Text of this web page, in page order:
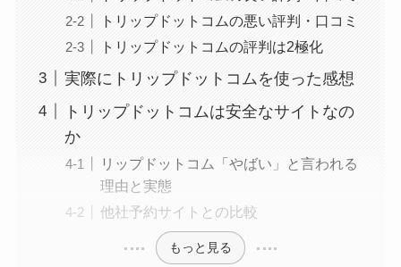
トリップドットコムの悪い評判・口コミ
トリップドットコムの評判は2極化
実際にトリップドットコムを使った感想
トリップドットコムは安全なサイトなの
か
リップドットコム「やばい」と言われる
理由と実態
他社予約サイトとの比較
もっと見る